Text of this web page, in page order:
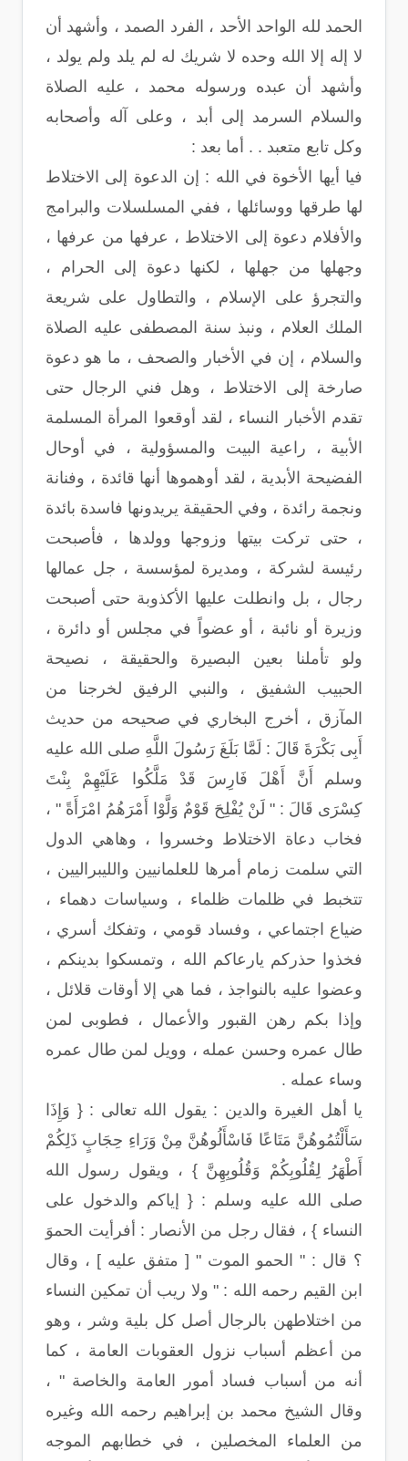
الحمد لله الواحد الأحد ، الفرد الصمد ، وأشهد أن
لا إله إلا الله وحده لا شريك له لم يلد ولم يولد ،
وأشهد أن عبده ورسوله محمد ، عليه الصلاة
والسلام السرمد إلى أبد ، وعلى آله وأصحابه
وكل تابع متعبد . . أما بعد :
فيا أيها الأخوة في الله : إن الدعوة إلى الاختلاط
لها طرقها ووسائلها ، ففي المسلسلات والبرامج
والأفلام دعوة إلى الاختلاط ، عرفها من عرفها ،
وجهلها من جهلها ، لكنها دعوة إلى الحرام ،
والتجرؤ على الإسلام ، والتطاول على شريعة
الملك العلام ، ونبذ سنة المصطفى عليه الصلاة
والسلام ، إن في الأخبار والصحف ، ما هو دعوة
صارخة إلى الاختلاط ، وهل فني الرجال حتى
تقدم الأخبار النساء ، لقد أوقعوا المرأة المسلمة
الأبية ، راعية البيت والمسؤولية ، في أوحال
الفضيحة الأبدية ، لقد أوهموها أنها قائدة ، وفنانة
ونجمة رائدة ، وفي الحقيقة يريدونها فاسدة بائدة
، حتى تركت بيتها وزوجها وولدها ، فأصبحت
رئيسة لشركة ، ومديرة لمؤسسة ، جل عمالها
رجال ، بل وانطلت عليها الأكذوبة حتى أصبحت
وزيرة أو نائبة ، أو عضواً في مجلس أو دائرة ،
ولو تأملنا بعين البصيرة والحقيقة ، نصيحة
الحبيب الشفيق ، والنبي الرفيق لخرجنا من
المآزق ، أخرج البخاري في صحيحه من حديث
أَبِى بَكْرَةَ قَالَ : لَمَّا بَلَغَ رَسُولَ اللَّهِ صلى الله عليه
وسلم أَنَّ أَهْلَ فَارِسَ قَدْ مَلَّكُوا عَلَيْهِمْ بِنْتَ
كِسْرَى قَالَ : " لَنْ يُفْلِحَ قَوْمٌ وَلَّوْا أَمْرَهُمُ امْرَأَةً " ،
فخاب دعاة الاختلاط وخسروا ، وهاهي الدول
التي سلمت زمام أمرها للعلمانيين والليبراليين ،
تتخبط في ظلمات ظلماء ، وسياسات دهماء ،
ضياع اجتماعي ، وفساد قومي ، وتفكك أسري ،
فخذوا حذركم يارعاكم الله ، وتمسكوا بدينكم ،
وعضوا عليه بالنواجذ ، فما هي إلا أوقات قلائل ،
وإذا بكم رهن القبور والأعمال ، فطوبى لمن
طال عمره وحسن عمله ، وويل لمن طال عمره
وساء عمله .
يا أهل الغيرة والدين : يقول الله تعالى : { وَإِذَا
سَأَلْتُمُوهُنَّ مَتَاعًا فَاسْأَلُوهُنَّ مِنْ وَرَاءِ حِجَابٍ ذَلِكُمْ
أَطْهَرُ لِقُلُوبِكُمْ وَقُلُوبِهِنَّ } ، ويقول رسول الله
صلى الله عليه وسلم : { إياكم والدخول على
النساء } ، فقال رجل من الأنصار : أفرأيت الحموَ
؟ قال : " الحمو الموت " [ متفق عليه ] ، وقال
ابن القيم رحمه الله : " ولا ريب أن تمكين النساء
من اختلاطهن بالرجال أصل كل بلية وشر ، وهو
من أعظم أسباب نزول العقوبات العامة ، كما
أنه من أسباب فساد أمور العامة والخاصة " ،
وقال الشيخ محمد بن إبراهيم رحمه الله وغيره
من العلماء المخصلين ، في خطابهم الموجه